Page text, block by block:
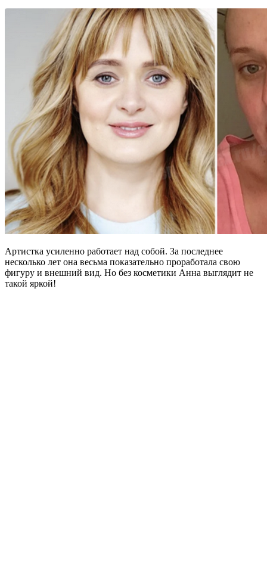
Артистка усиленно работает над собой. За последнее
несколько лет она весьма показательно проработала свою
фигуру и внешний вид. Но без косметики Анна выглядит не
такой яркой!